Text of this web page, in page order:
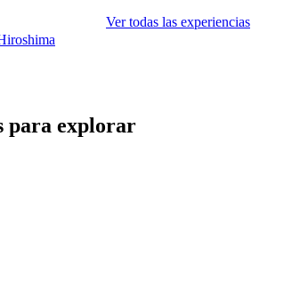
Ver todas las experiencias
para explorar